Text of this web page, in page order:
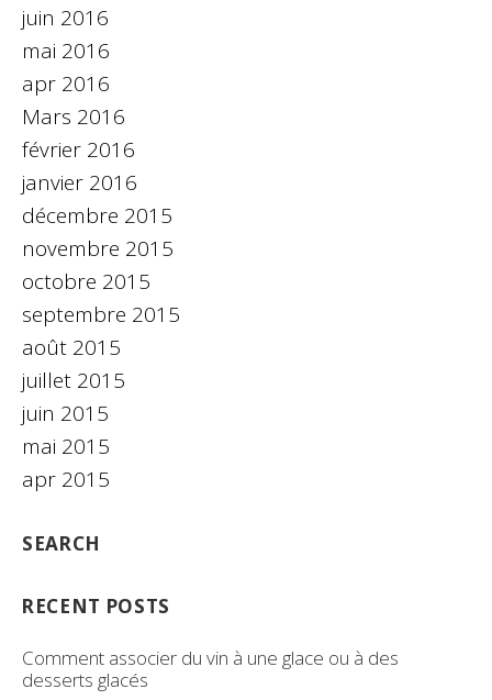
juin 2016
mai 2016
apr 2016
Mars 2016
février 2016
janvier 2016
décembre 2015
novembre 2015
octobre 2015
septembre 2015
août 2015
juillet 2015
juin 2015
mai 2015
apr 2015
SEARCH
RECENT POSTS
Comment associer du vin à une glace ou à des
desserts glacés